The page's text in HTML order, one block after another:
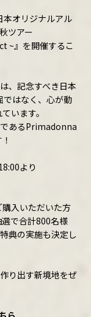
オリジナルアル
ツアー
~』を開催するこ
、記念すべき日本
ではなく、心が動
います。
であるPrimadonna
より
入いただいた方
で合計800名様
典の実施も決定し
り出す新境地をぜ